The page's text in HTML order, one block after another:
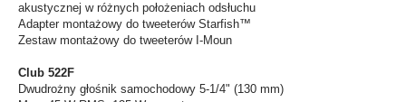
akustycznej w różnych położeniach odsłuchu
Adapter montażowy do tweeterów Starfish™
Zestaw montażowy do tweeterów I-Moun
Club 522F
Dwudrożny głośnik samochodowy 5-1/4" (130 mm)